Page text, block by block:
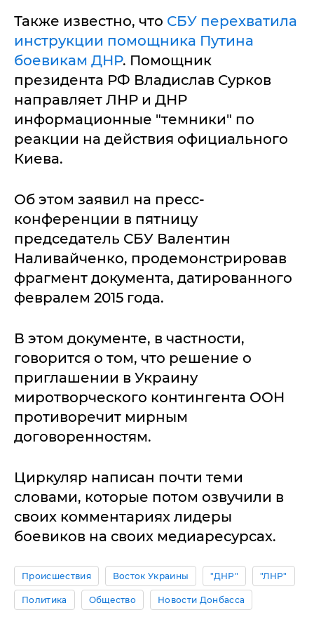
Также известно, что СБУ перехватила
инструкции помощника Путина
боевикам ДНР. Помощник
президента РФ Владислав Сурков
направляет ЛНР и ДНР
информационные "темники" по
реакции на действия официального
Киева.
Об этом заявил на пресс-
конференции в пятницу
председатель СБУ Валентин
Наливайченко, продемонстрировав
фрагмент документа, датированного
февралем 2015 года.
В этом документе, в частности,
говорится о том, что решение о
приглашении в Украину
миротворческого контингента ООН
противоречит мирным
договоренностям.
Циркуляр написан почти теми
словами, которые потом озвучили в
своих комментариях лидеры
боевиков на своих медиаресурсах.
Происшествия Восток Украины "ДНР" "ЛНР"
Политика Общество Новости Донбасса